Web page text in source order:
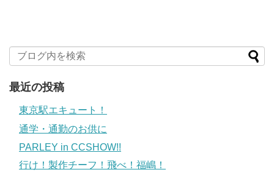
最近の投稿
東京駅エキュート！
通学・通勤のお供に
PARLEY in CCSHOW!!
行け！製作チーフ！飛べ！福嶋！